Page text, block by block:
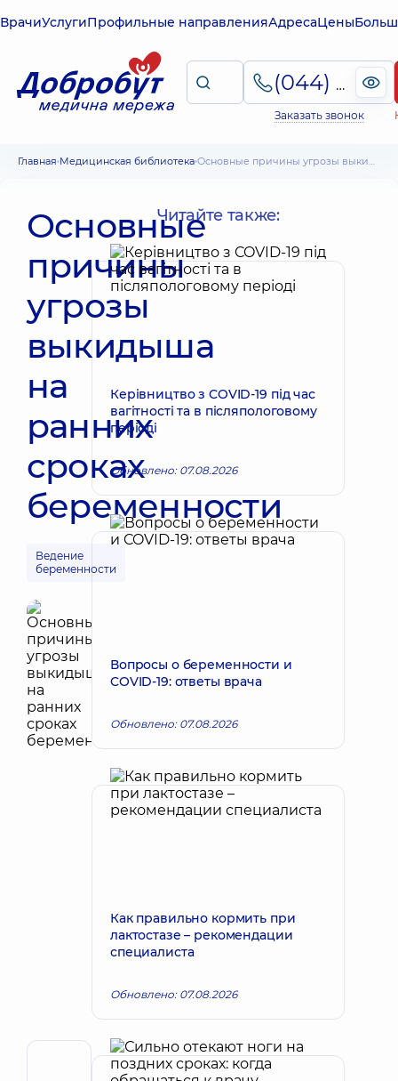
ВрачиУслугиПрофильные направленияАдресаЦены
(044) 495-2-888
Заказать звонок
Главная Медицинская библиотека Основные причины угрозы выкидыша на ранних сроках беременности
Основные
причины
угрозы
выкидыша
на
ранних
сроках
беременности
Ведение
беременности
Автор
Читайте также:
Керівництво з COVID-19 під час
вагітності та в післяпологовому
періоді
Обновлено: 07.08.2026
Вопросы о беременности и
COVID-19: ответы врача
Обновлено: 07.08.2026
Как правильно кормить при
лактостазе – рекомендации
специалиста
Обновлено: 07.08.2026